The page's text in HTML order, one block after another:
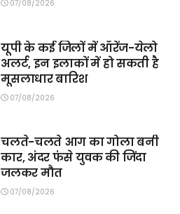
07/08/2026
यूपी के कई जिलों में ऑरेंज-येलो
अलर्ट, इन इलाकों में हो सकती है
मूसलाधार बारिश
07/08/2026
चलते-चलते आग का गोला बनी
कार, अंदर फंसे युवक की जिंदा
जलकर मौत
07/08/2026